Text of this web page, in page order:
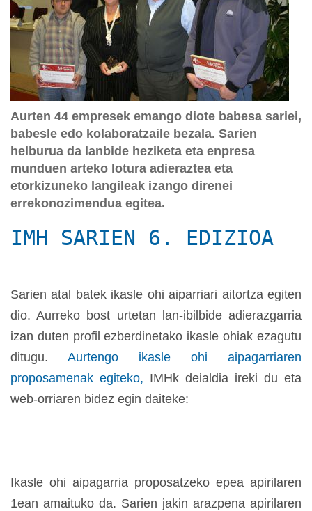
Aurten 44 empresek emango diote babesa sariei,
babesle edo kolaboratzaile bezala. Sarien
helburua da lanbide heziketa eta enpresa
munduen arteko lotura adieraztea eta
etorkizuneko langileak izango direnei
errekonozimendua egitea.
IMH SARIEN 6. EDIZIOA
Sarien atal batek ikasle ohi aiparriari aitortza egiten
dio. Aurreko bost urtetan lan-ibilbide adierazgarria
izan duten profil ezberdinetako ikasle ohiak ezagutu
ditugu. Aurtengo ikasle ohi aipagarriaren
proposamenak egiteko, IMHk deialdia ireki du eta
web-orriaren bidez egin daiteke:
Ikasle ohi aipagarria proposatzeko epea apirilaren
1ean amaituko da. Sarien jakin arazpena apirilaren